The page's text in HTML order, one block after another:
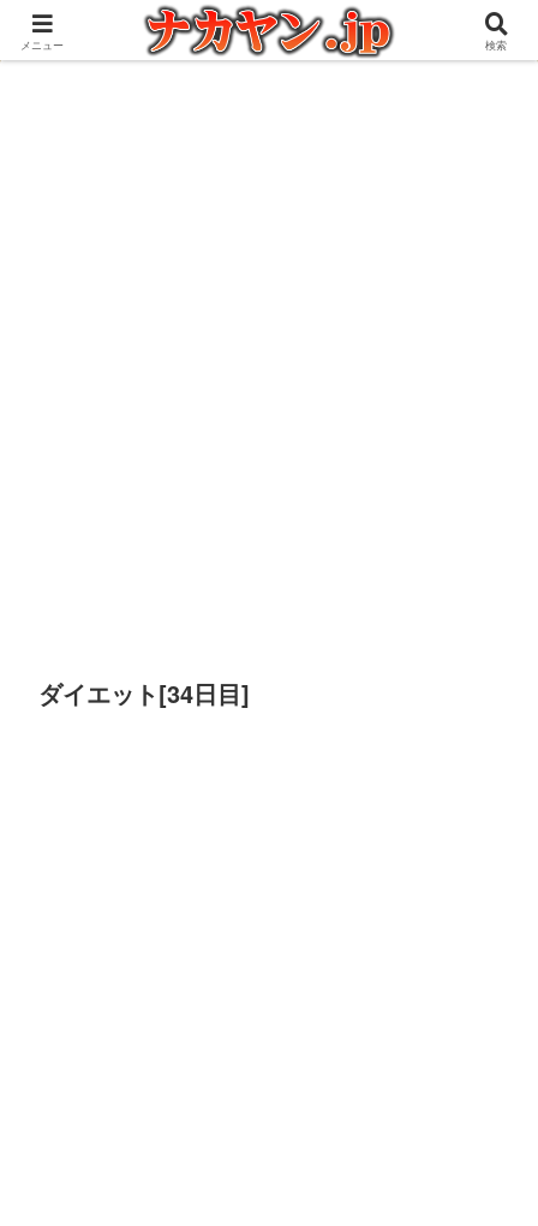
アウトドアとガジェット好きな管理人の愉快な日々を綴るブログ
ダイエット[34日目]
メニュー 検索